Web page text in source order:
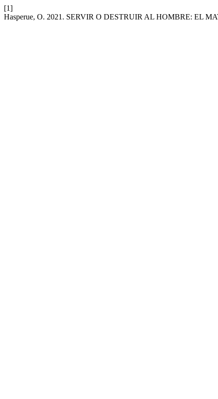
[1]
Hasperue, O. 2021. SERVIR O DESTRUIR AL HOMBRE: EL